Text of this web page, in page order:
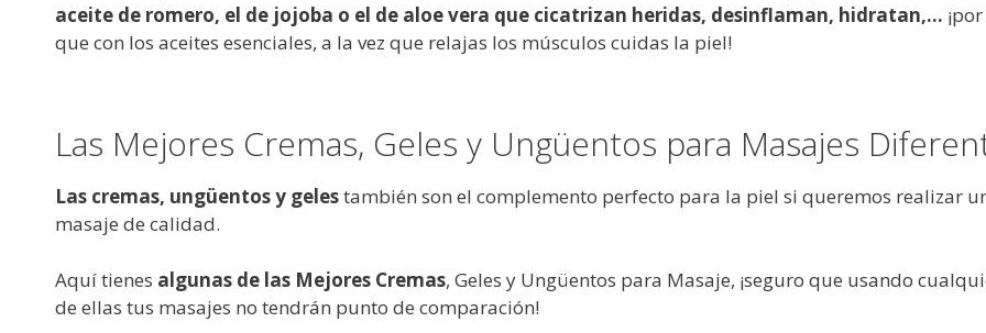
aceite de romero, el de jojoba o el de aloe vera que cicatrizan heridas, desinflaman, hidratan,…
que con los aceites esenciales, a la vez que relajas los músculos cuidas la piel!
Las Mejores Cremas, Geles y Ungüentos para Masajes
Las cremas, ungüentos y gelestambién son el complemento perfecto para la piel si queremos realizar
masaje de calidad.
Aquí tienes algunas de las Mejores Cremas, Geles y Ungüentos para Masaje, ¡seguro que usando
de ellas tus masajes no tendrán punto de comparación!